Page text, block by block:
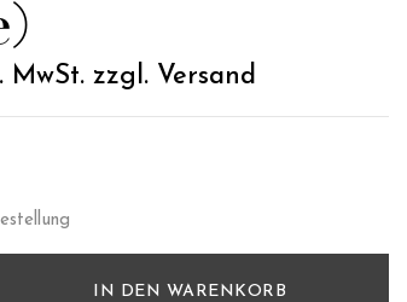
MwSt. zzgl. Versand
IN DEN WARENKORB